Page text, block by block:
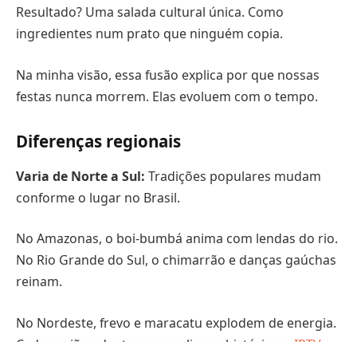
Resultado? Uma salada cultural única. Como
ingredientes num prato que ninguém copia.
Na minha visão, essa fusão explica por que nossas
festas nunca morrem. Elas evoluem com o tempo.
Diferenças regionais
Varia de Norte a Sul: Tradições populares mudam
conforme o lugar no Brasil.
No Amazonas, o boi-bumbá anima com lendas do rio.
No Rio Grande do Sul, o chimarrão e danças gaúchas
reinam.
No Nordeste, frevo e maracatu explodem de energia.